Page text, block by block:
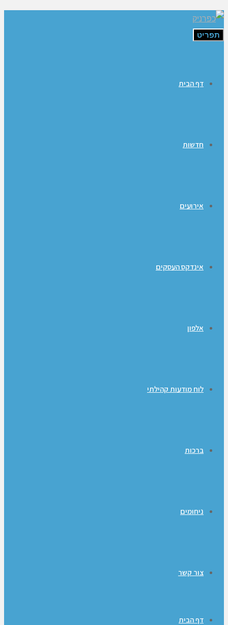
תפריט
דף הבית
חדשות
אירועים
אינדקס העסקים
אלפון
לוח מודעות קהילתי
ברכות
ניחומים
צור קשר
דף הבית